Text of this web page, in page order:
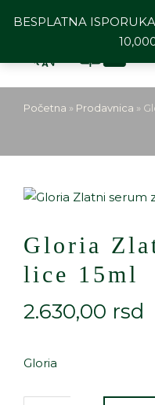
BESPLATNA
Početna » Prodavnica »
Gloria
lice 15ml
2.630,00 rsd
Gloria